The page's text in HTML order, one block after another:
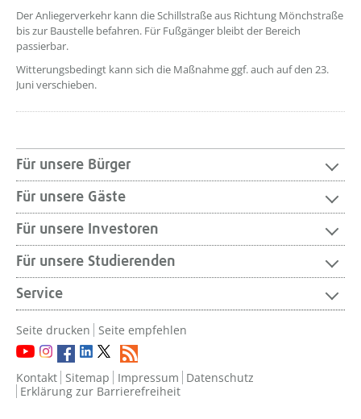
Der Anliegerverkehr kann die Schillstraße aus Richtung Mönchstraße
bis zur Baustelle befahren. Für Fußgänger bleibt der Bereich
passierbar.
Witterungsbedingt kann sich die Maßnahme ggf. auch auf den 23.
Juni verschieben.
Für unsere Bürger
Für unsere Gäste
Für unsere Investoren
Für unsere Studierenden
Service
Seite drucken Seite empfehlen
Kontakt Sitemap Impressum Datenschutz
Erklärung zur Barrierefreiheit